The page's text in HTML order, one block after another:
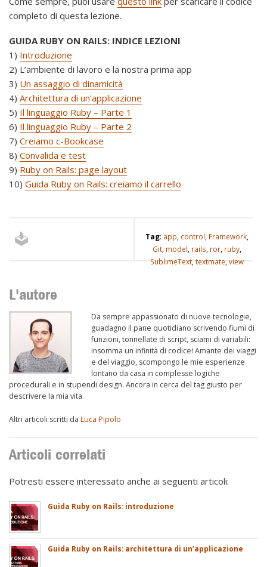
completo di questa lezione.
GUIDA RUBY ON RAILS: INDICE LEZIONI
1) Introduzione
2) L’ambiente di lavoro e la nostra prima app
3) Un assaggio di dinamicità
4) Architettura di un’applicazione
5) Il linguaggio Ruby – Parte 1
6) Il linguaggio Ruby – Parte 2
7) Creiamo c-Bookcase
8) Convalida e test
9) Ruby on Rails: page layout
10) Guida Ruby on Rails: creiamo il carrello
Tag: app control Framework,
Git, model rails ror, ruby,
SublimeText, textmate view
L'autore
Da sempre appassionato di nuove tecnologie,
guadagno il pane quotidiano scrivendo fiumi di
funzioni, tonnellate di script, sciami di variabili:
insomma un infinità di codice! Amante dei viaggi
e del viaggio, scompongo le mie esperienze
lontano da casa in complesse logiche
procedurali e in stupendi design. Ancora in cerca del tag giusto per
descrivere la mia vita.
Altri articoli scritti da Luca Pipolo
Articoli correlati
Potresti essere interessato anche ai seguenti articoli:
Guida Ruby on Rails: introduzione
Guida Ruby on Rails: architettura di un’applicazione